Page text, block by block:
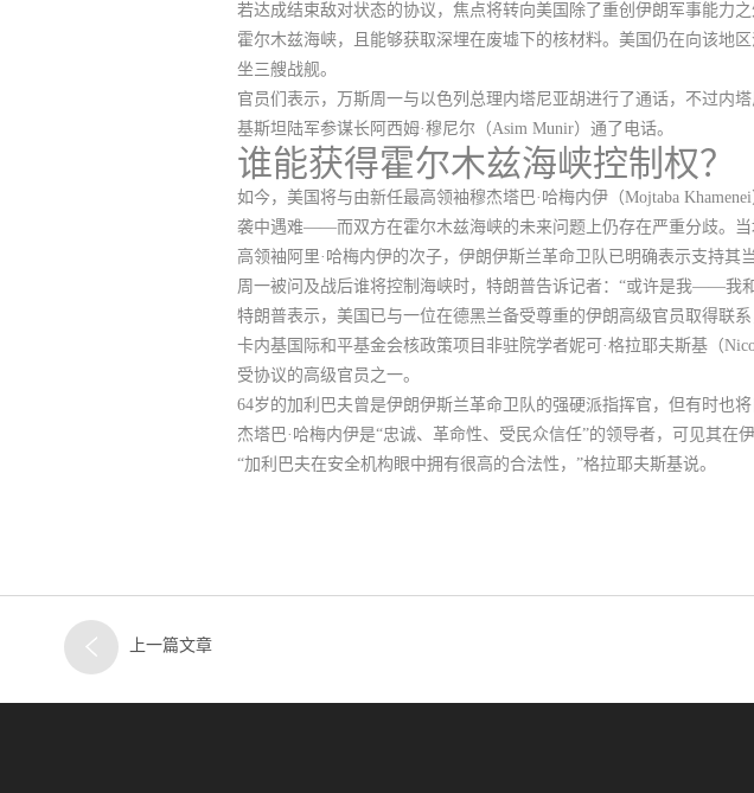
若达成结束敌对状态的协议，焦点将转向美国除了重创伊朗军事能力
霍尔木兹海峡，且能够获取深埋在废墟下的核材料。美国仍在向该地
坐三艘战舰。
官员们表示，万斯周一与以色列总理内塔尼亚胡进行了通话，不过内
基斯坦陆军参谋长阿西姆·穆尼尔（Asim Munir）通了电话。
谁能获得霍尔木兹海峡控制权？
如今，美国将与由新任最高领袖穆杰塔巴·哈梅内伊（Mojtaba
袭中遇难——而双方在霍尔木兹海峡的未来问题上仍存在严重分歧。
高领袖阿里·哈梅内伊的次子，伊朗伊斯兰革命卫队已明确表示支持其当
周一被问及战后谁将控制海峡时，特朗普告诉记者：“或许是我——我
特朗普表示， 美国已与一位在德黑兰备受尊重的伊朗高级官员取得联系
卡内基国际和平基金会核政策项目非驻院学者妮可·格拉耶夫斯基（
受协议的高级官员之一。
64岁的加利巴夫曾是伊朗伊斯兰革命卫队的强硬派指挥官，但有时也
杰塔巴·哈梅内伊是“忠诚、革命性、受民众信任”的领导者，可见其在
“加利巴夫在安全机构眼中拥有很高的合法性，”格拉耶夫斯基说。
上一篇文章